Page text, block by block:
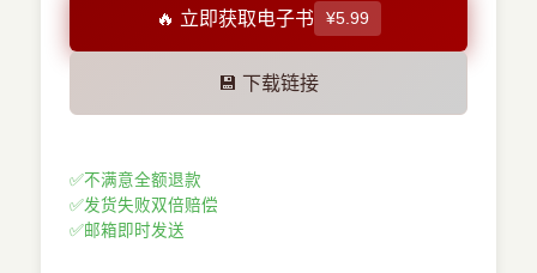
🔥 立即获取电子书 ¥5.99
💾 下载链接
✅不满意全额退款
✅发货失败双倍赔偿
✅邮箱即时发送